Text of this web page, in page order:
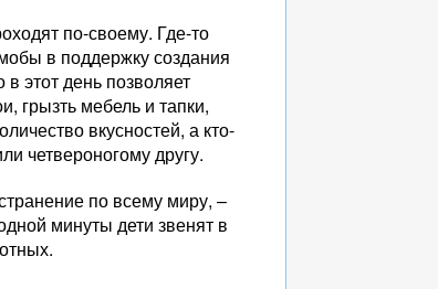
по-своему. Где-то
в поддержку создания
этот день позволяет
грызть мебель и тапки,
вкусностей, а кто-
четвероногому другу.
по всему миру, –
минуты дети звенят в